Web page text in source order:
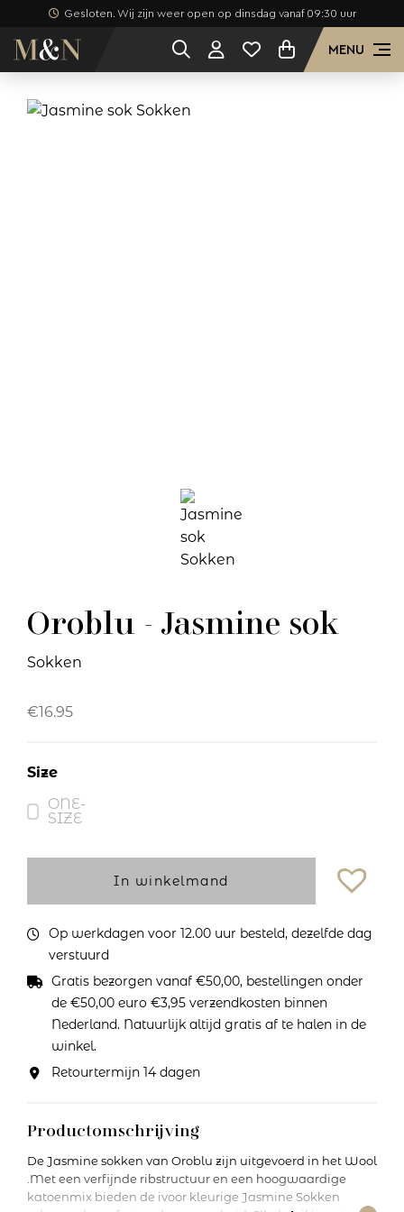
Gesloten. Wij zijn weer open op dinsdag vanaf 09:30 uur
MENU
Oroblu - Jasmine sok
Sokken
€16.95
Size
ONE-
SIZE
In winkelmand
Op werkdagen voor 12.00 uur besteld, dezelfde dag
verstuurd
Gratis bezorgen vanaf €50,00, bestellingen onder
de €50,00 euro €3,95 verzendkosten binnen
Nederland. Natuurlijk altijd gratis af te halen in de
winkel.
Retourtermijn 14 dagen
Productomschrijving
De Jasmine sokken van Oroblu zijn uitgevoerd in het Wool
.Met een verfijnde ribstructuur en een hoogwaardige
katoenmix bieden de ivoor kleurige Jasmine Sokken